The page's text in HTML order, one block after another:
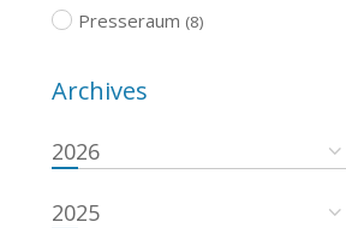
Presseraum (8)
Archives
2026
2025